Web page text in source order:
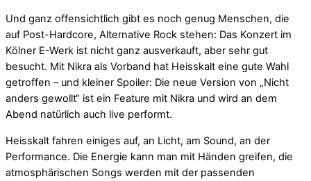
Und ganz offensichtlich gibt es noch genug Menschen, die
auf Post-Hardcore, Alternative Rock stehen: Das Konzert im
Kölner E-Werk ist nicht ganz ausverkauft, aber sehr gut
besucht. Mit Nikra als Vorband hat Heisskalt eine gute Wahl
getroffen – und kleiner Spoiler: Die neue Version von „Nicht
anders gewollt“ ist ein Feature mit Nikra und wird an dem
Abend natürlich auch live performt.
Heisskalt fahren einiges auf, an Licht, am Sound, an der
Performance. Die Energie kann man mit Händen greifen, die
atmosphärischen Songs werden mit der passenden